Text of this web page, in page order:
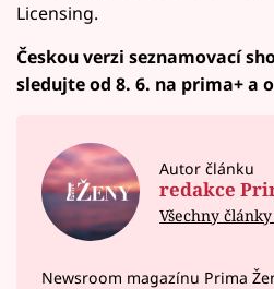
Licensing.
Českou verzi seznamovací
sledujte od 8. 6. na prima+ a
Autor článku
redakce
Všechny
Newsroom magazínu Prima